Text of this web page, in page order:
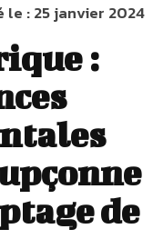
le :25 janvier 2024
:
de